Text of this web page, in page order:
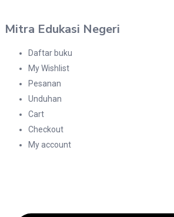
Mitra Edukasi Negeri
Daftar buku
My Wishlist
Pesanan
Unduhan
Cart
Checkout
My account